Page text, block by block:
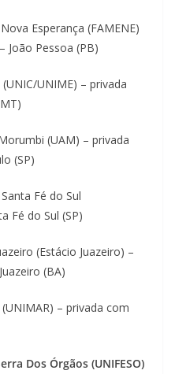
Esperança (FAMENE)
João Pessoa (PB)
UNIME) – privada
(UAM) – privada
(SP)
Fé do Sul
Fé do Sul (SP)
(Estácio Juazeiro) –
(BA)
– privada com
Dos Órgãos (UNIFESO)